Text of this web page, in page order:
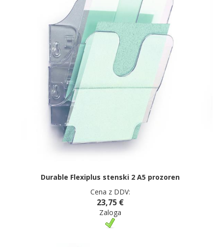
Durable Flexiplus stenski 2 A5 prozoren
Cena z DDV:
23,75 €
Zaloga